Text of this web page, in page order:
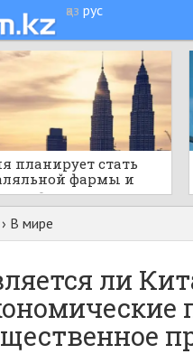
қаз рус
планирует стать
фармы и
АСЕАН
0
› В мире
ли